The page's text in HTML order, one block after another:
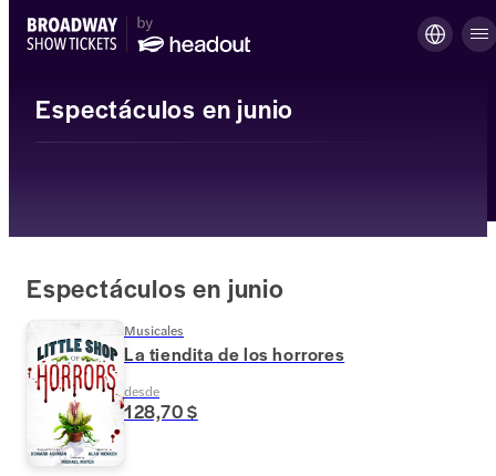
Espectáculos en junio
Espectáculos en junio
Musicales
La tiendita de los horrores
desde
128,70 $